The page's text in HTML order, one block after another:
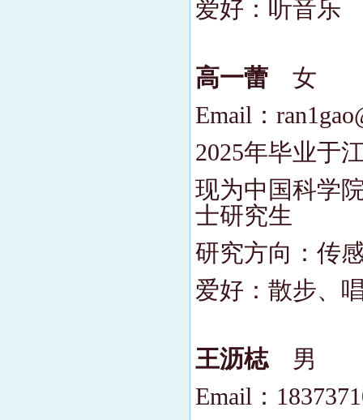
爱好：听音乐
高一蕾 女
Email：
2025年毕业于
现为中国科学
士研究生
研究方向：传
爱好：散步、
王沥梽 男
Email：